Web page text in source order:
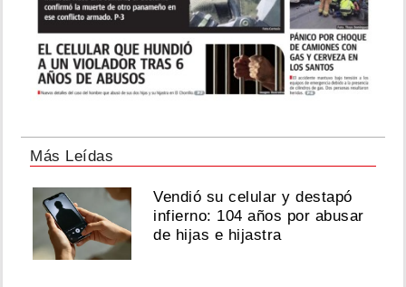
Más Leídas
Vendió su celular y destapó
infierno: 104 años por abusar
de hijas e hijastra